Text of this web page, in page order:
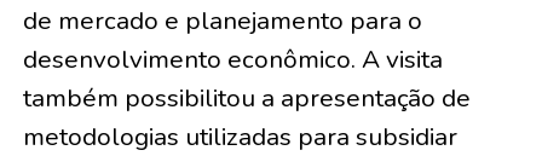
de mercado e planejamento para o
desenvolvimento econômico. A visita
também possibilitou a apresentação de
metodologias utilizadas para subsidiar